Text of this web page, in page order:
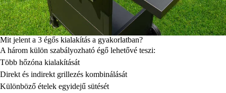
Mit jelent a 3 égős kialakítás a gyakorlatban?
A három külön szabályozható égő lehetővé teszi:
Több hőzóna kialakítását
Direkt és indirekt grillezés kombinálását
Különböző ételek egyidejű sütését